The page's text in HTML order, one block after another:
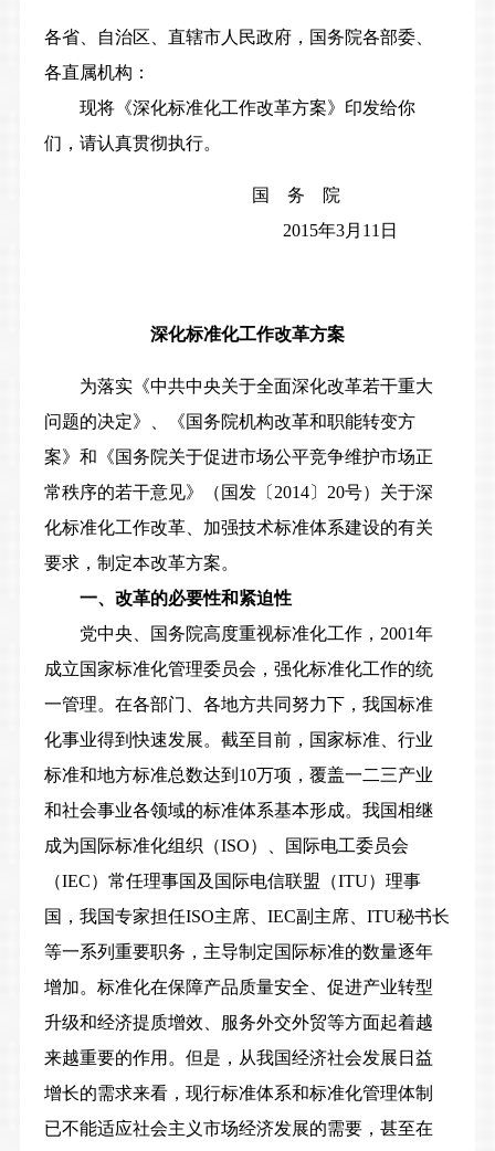
各省、自治区、直辖市人民政府，国务院各部委、
各直属机构：
现将《深化标准化工作改革方案》印发给你
们，请认真贯彻执行。
国 务 院
2015年3月11日
深化标准化工作改革方案
为落实《中共中央关于全面深化改革若干重大
问题的决定》、《国务院机构改革和职能转变方
案》和《国务院关于促进市场公平竞争维护市场正
常秩序的若干意见》（国发〔2014〕20号）关于深
化标准化工作改革、加强技术标准体系建设的有关
要求，制定本改革方案。
一、改革的必要性和紧迫性
党中央、国务院高度重视标准化工作，2001年
成立国家标准化管理委员会，强化标准化工作的统
一管理。在各部门、各地方共同努力下，我国标准
化事业得到快速发展。截至目前，国家标准、行业
标准和地方标准总数达到10万项，覆盖一二三产业
和社会事业各领域的标准体系基本形成。我国相继
成为国际标准化组织（ISO）、国际电工委员会
（IEC）常任理事国及国际电信联盟（ITU）理事
国，我国专家担任ISO主席、IEC副主席、ITU秘书长
等一系列重要职务，主导制定国际标准的数量逐年
增加。标准化在保障产品质量安全、促进产业转型
升级和经济提质增效、服务外交外贸等方面起着越
来越重要的作用。但是，从我国经济社会发展日益
增长的需求来看，现行标准体系和标准化管理体制
已不能适应社会主义市场经济发展的需要，甚至在